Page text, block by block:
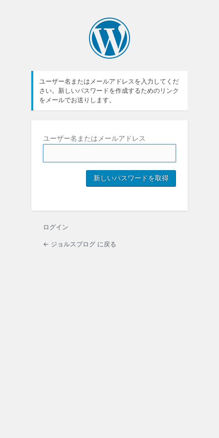
ユーザー名またはメールアドレスを入力してくだ
さい。新しいパスワードを作成するためのリンク
をメールでお送りします。
ユーザー名またはメールアドレス
ログイン
← ジョルスブログ に戻る